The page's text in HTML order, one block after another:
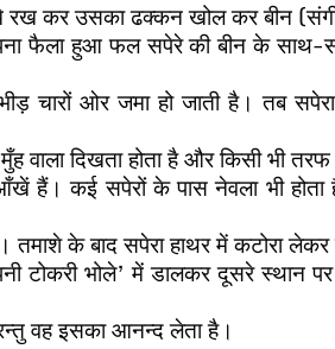
रख कर उसका ढक्कन खोल कर बीन
फैला हुआ फल सपेरे की बीन के
चारों ओर जमा हो जाती है। तब
वाला दिखता होता है और किसी भी
हैं। कई सपेरों के पास नेवला भी
के बाद सपेरा हाथर में कटोरा लेकर
भोले’ में डालकर दूसरे स्थान पर
वह इसका आनन्द लेता है।